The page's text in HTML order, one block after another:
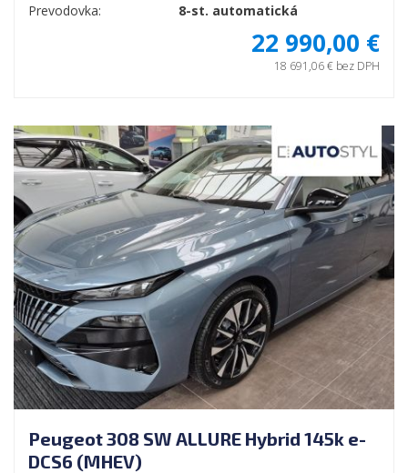
Prevodovka:
8-st. automatická
22 990,00 €
18 691,06 € bez DPH
Peugeot 308 SW ALLURE Hybrid 145k e-
DCS6 (MHEV)